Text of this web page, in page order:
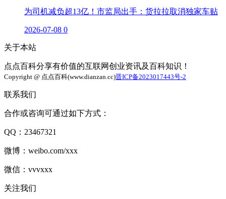
为司机减负超13亿！市监局出手：货拉拉取消独家车贴
2026-07-08 0
关于本站
点点百科分享有价值的互联网创业资讯及百科知识！
Copyright @ 点点百科(www.dianzan.cc)晋ICP备2023017443号-2
联系我们
合作或咨询可通过如下方式：
QQ：23467321
微博：weibo.com/xxx
微信：vvvxxx
关注我们